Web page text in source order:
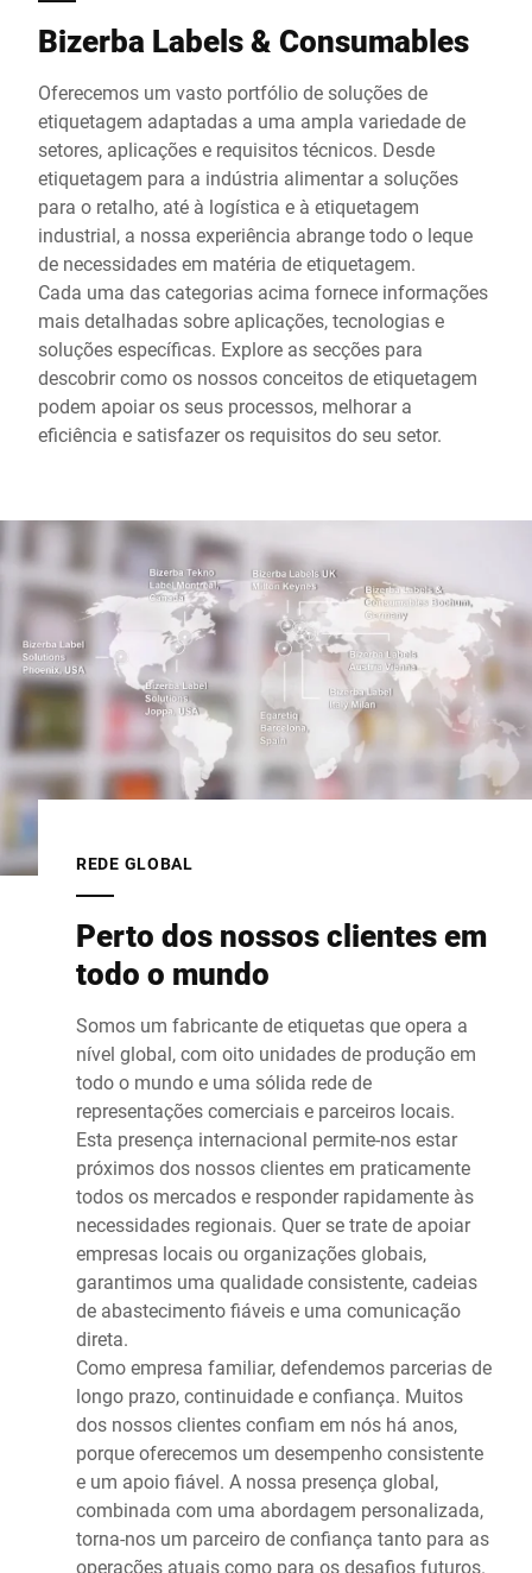
Bizerba Labels & Consumables
Oferecemos um vasto portfólio de soluções de
etiquetagem adaptadas a uma ampla variedade de
setores, aplicações e requisitos técnicos. Desde
etiquetagem para a indústria alimentar a soluções
para o retalho, até à logística e à etiquetagem
industrial, a nossa experiência abrange todo o leque
de necessidades em matéria de etiquetagem.
Cada uma das categorias acima fornece informações
mais detalhadas sobre aplicações, tecnologias e
soluções específicas. Explore as secções para
descobrir como os nossos conceitos de etiquetagem
podem apoiar os seus processos, melhorar a
eficiência e satisfazer os requisitos do seu setor.
REDE GLOBAL
Perto dos nossos clientes em
todo o mundo
Somos um fabricante de etiquetas que opera a
nível global, com oito unidades de produção em
todo o mundo e uma sólida rede de
representações comerciais e parceiros locais.
Esta presença internacional permite-nos estar
próximos dos nossos clientes em praticamente
todos os mercados e responder rapidamente às
necessidades regionais. Quer se trate de apoiar
empresas locais ou organizações globais,
garantimos uma qualidade consistente, cadeias
de abastecimento fiáveis e uma comunicação
direta.
Como empresa familiar, defendemos parcerias de
longo prazo, continuidade e confiança. Muitos
dos nossos clientes confiam em nós há anos,
porque oferecemos um desempenho consistente
e um apoio fiável. A nossa presença global,
combinada com uma abordagem personalizada,
torna-nos um parceiro de confiança tanto para as
operações atuais como para os desafios futuros.